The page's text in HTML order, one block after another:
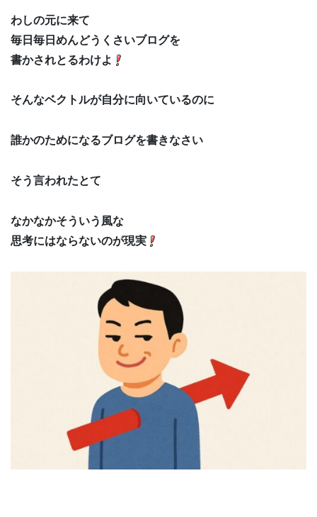
わしの元に来て
毎日毎日めんどうくさいブログを
書かされとるわけよ
そんなベクトルが自分に向いているのに
誰かのためになるブログを書きなさい
そう言われたとて
なかなかそういう風な
思考にはならないのが現実